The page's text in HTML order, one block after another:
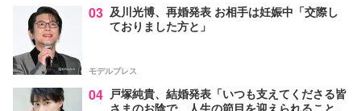
03 及川光博、再婚発表 お相手は妊娠中「交際し
ておりました方と」
モデルプレス
04 戸塚純貴、結婚発表「いつも支えてくださる皆
さまのお陰で、人生の節目を迎えられること、